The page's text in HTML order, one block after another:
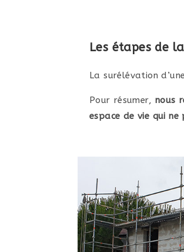
Les étapes de
La surélévation
Pour résumer,nous
espace de vie qui